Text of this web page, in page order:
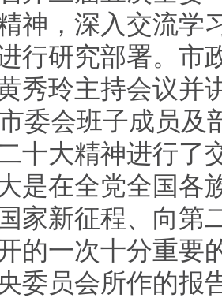
神，深入交流学
行研究部署。市
秀玲主持会议并
委会班子成员及
十大精神进行了
是在全党全国各
家新征程、向第
的一次十分重要
委员会所作的报